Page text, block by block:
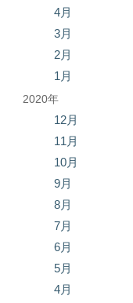
4月
3月
2月
1月
2020年
12月
11月
10月
9月
8月
7月
6月
5月
4月